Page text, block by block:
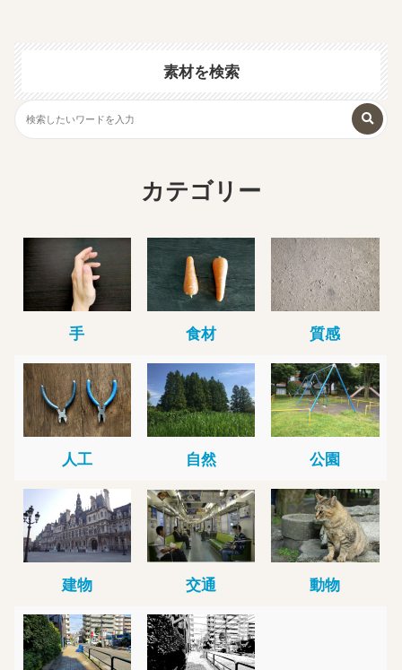
素材を検索
カテゴリー
手 食材 質感
人工 自然 公園
建物 交通 動物